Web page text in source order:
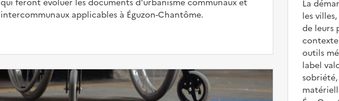
intercommunaux applicables à Éguzon-Chantôme.
La
les
de leurs
outils
label